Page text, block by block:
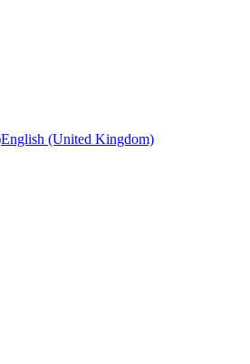
English (United Kingdom)